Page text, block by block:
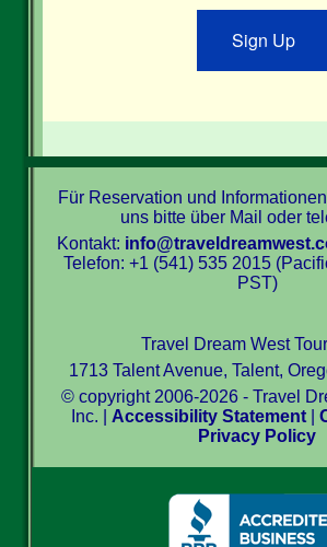
Sign Up
Für Reservation und
uns bitte über Mail oder
Kontakt:
Telefon: +1 (541) 535 2015
PST)
Travel Dream West
1713 Talent Avenue, Talent,
© copyright 2006-2026 - Travel
Inc. | Accessibility Statement |
Privacy Policy